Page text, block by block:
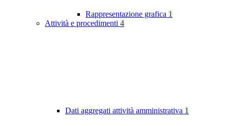
Rappresentazione grafica 1
Attività e procedimenti 4
Dati aggregati attività amministrativa 1